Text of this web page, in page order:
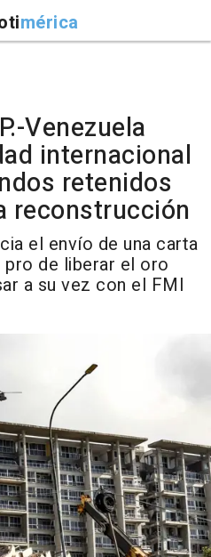
mérica
Venezuela
internacional
retenidos
reconstrucción
el envío de una carta
de liberar el oro
a su vez con el FMI